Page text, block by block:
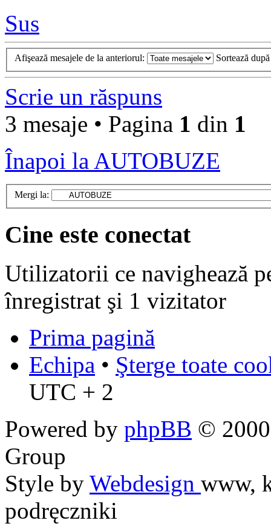
Sus
Afişează mesajele de la anteriorul: Sortează
Scrie un răspuns
3 mesaje • Pagina 1 din 1
Înapoi la AUTOBUZE
Mergi la:
Cine este conectat
Utilizatorii ce navighează
înregistrat şi 1 vizitator
Prima pagină
Echipa • Şterge toate
UTC + 2
Powered by phpBB ©
Group
Style by Webdesign www,
podręczniki